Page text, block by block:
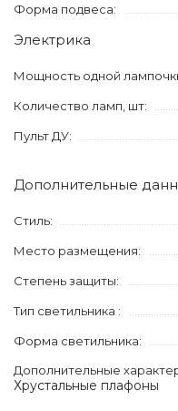
Форма подвеса:
Электрика
Мощность одной
Количество ламп, шт:
Пульт ДУ:
Дополнительные
Стиль:
Место размещения:
Степень защиты:
Тип светильника :
Форма светильника:
Дополнительные
Хрустальные плафоны